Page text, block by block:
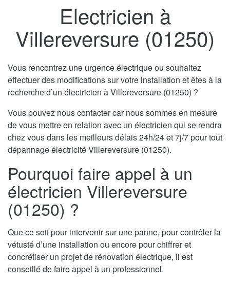
Electricien à
Villereversure (01250)
Vous rencontrez une urgence électrique ou souhaitez
effectuer des modifications sur votre installation et êtes à la
recherche d’un électricien à Villereversure (01250) ?
Vous pouvez nous contacter car nous sommes en mesure
de vous mettre en relation avec un électricien qui se rendra
chez vous dans les meilleurs délais 24h/24 et 7j/7 pour tout
dépannage électricité Villereversure (01250).
Pourquoi faire appel à un
électricien Villereversure
(01250) ?
Que ce soit pour intervenir sur une panne, pour contrôler la
vétusté d’une installation ou encore pour chiffrer et
concrétiser un projet de rénovation électrique, il est
conseillé de faire appel à un professionnel.